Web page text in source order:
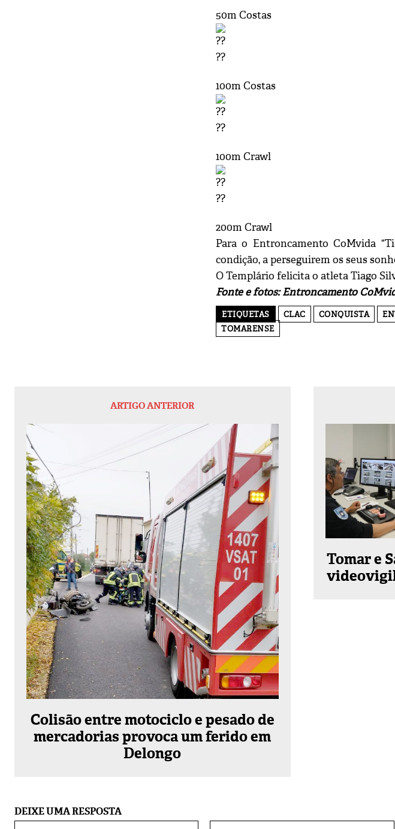
50m Costas
100m Costas
100m Crawl
200m Crawl
Para o Entroncamento CoMvida
condição, a perseguirem os seus
O Templário felicita o atleta Tiago
Fonte e fotos: Entroncamento
ETIQUETAS CLAC CONQUISTA
TOMARENSE
ARTIGO ANTERIOR
Colisão entre motociclo e pesado de
mercadorias provoca um ferido em
Delongo
Tomar e
DEIXE UMA RESPOSTA